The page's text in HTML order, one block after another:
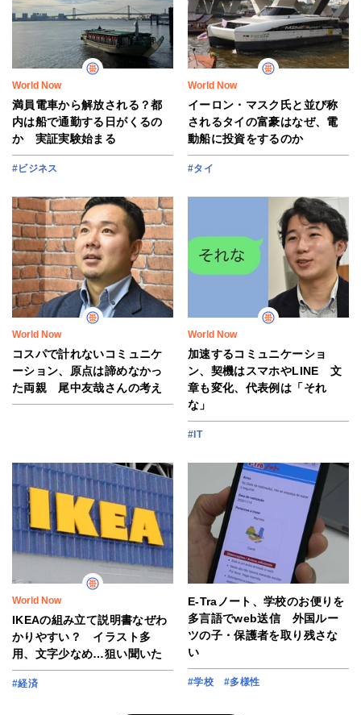
World Now
満員電車から解放される？都
内は船で通勤する日がくるの
か 実証実験始まる
#ビジネス
World Now
イーロン・マスク氏と並び称
されるタイの富豪はなぜ、電
動船に投資をするのか
#タイ
World Now
コスパで計れないコミュニケ
ーション、原点は諦めなかっ
た両親 尾中友哉さんの考え
World Now
加速するコミュニケーショ
ン、契機はスマホやLINE 文
章も変化、代表例は「それ
な」
#IT
World Now
IKEAの組み立て説明書なぜわ
かりやすい？ イラスト多
用、文字少なめ…狙い聞いた
#経済
E-Traノート、学校のお便りを
多言語でweb送信 外国ルー
ツの子・保護者を取り残さな
い
#学校 #多様性